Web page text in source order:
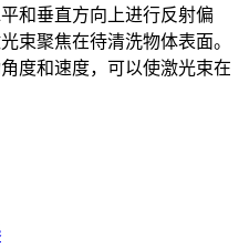
和垂直方向上进行反射偏
束聚焦在待清洗物体表面。
度和速度，可以使激光束在